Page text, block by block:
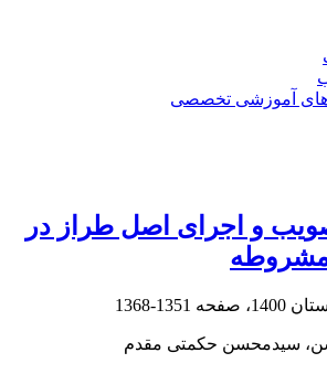
آموزشی تخصصی
و اجرای اصل طراز در
1351-1368
سیدمحسن حکمتی مقدم